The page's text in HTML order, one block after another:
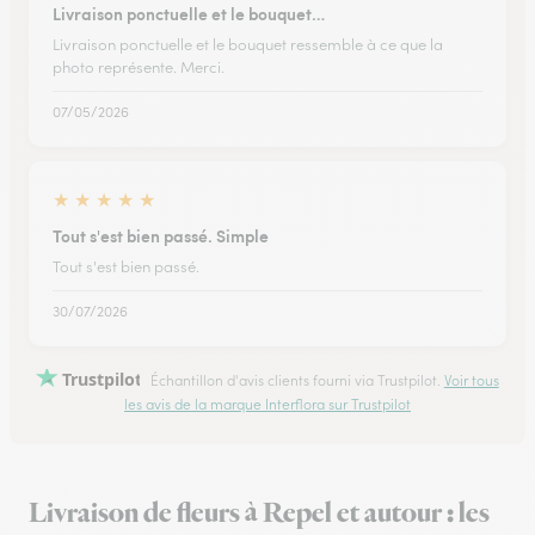
Livraison ponctuelle et le bouquet…
Livraison ponctuelle et le bouquet ressemble à ce que la
photo représente. Merci.
07/05/2026
★ ★ ★ ★ ★
Tout s'est bien passé. Simple
Tout s'est bien passé.
30/07/2026
Trustpilot Échantillon d'avis clients fourni via Trustpilot. Voir tous
les avis de la marque Interflora sur Trustpilot
Livraison de fleurs à Repel et autour : les